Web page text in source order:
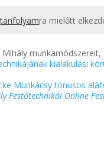
tanfolyamra mielőtt
Mihály
kialakulási
Munkácsy tónusos
Festőtechnikái Online